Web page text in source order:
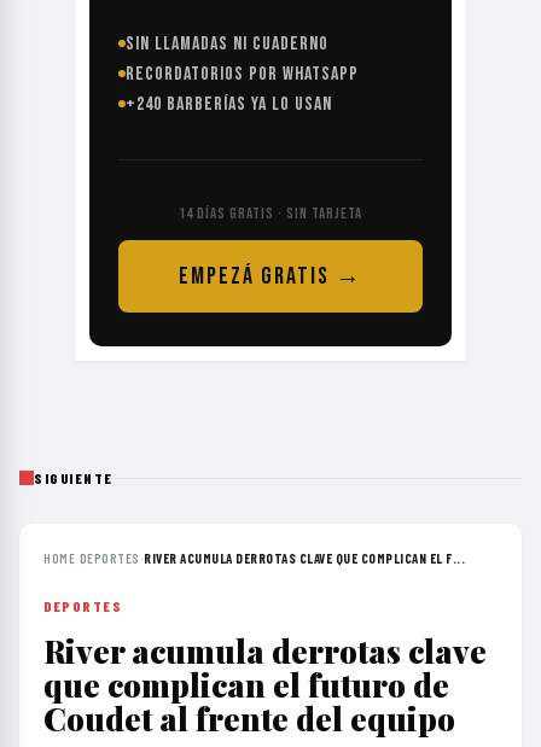
SIN LLAMADAS NI CUADERNO
RECORDATORIOS POR WHATSAPP
+240 BARBERÍAS YA LO USAN
14 DÍAS GRATIS · SIN TARJETA
EMPEZÁ GRATIS →
SIGUIENTE
HOME›DEPORTES ›RIVER ACUMULA DERROTAS CLAVE QUE COMPLICAN EL F...
DEPORTES
River acumula derrotas clave
que complican el futuro de
Coudet al frente del equipo